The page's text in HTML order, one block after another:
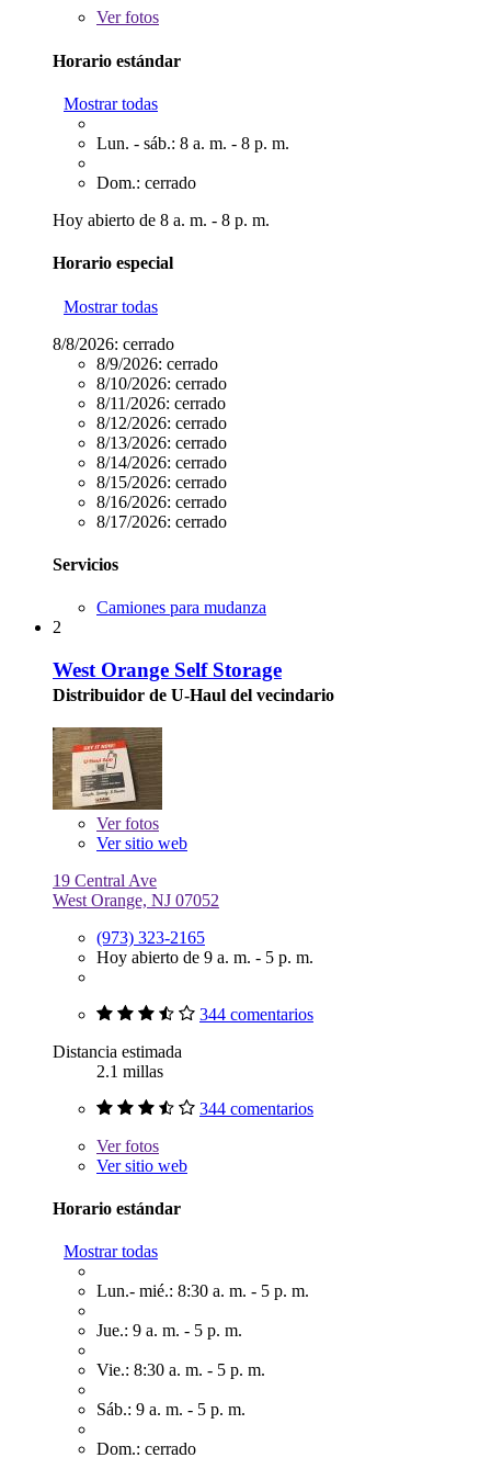
Verfotos
Horario estándar
Mostrar todas
Lun. - sáb.: 8 a. m. - 8 p. m.
Dom.: cerrado
Hoy abierto de 8 a. m. - 8 p. m.
Horario especial
Mostrar todas
8/8/2026: cerrado
8/9/2026: cerrado
8/10/2026: cerrado
8/11/2026: cerrado
8/12/2026: cerrado
8/13/2026: cerrado
8/14/2026: cerrado
8/15/2026: cerrado
8/16/2026: cerrado
8/17/2026: cerrado
Servicios
Camiones para mudanza
2
West Orange Self Storage
Distribuidor de U-Haul del vecindario
Verfotos
Ver sitio web
19 Central Ave
West Orange, NJ 07052
(973) 323-2165
Hoy abierto de 9 a. m. - 5 p. m.
344 comentarios
Distancia estimada
2.1 millas
344 comentarios
Verfotos
Ver sitio web
Horario estándar
Mostrar todas
Lun.- mié.: 8:30 a. m. - 5 p. m.
Jue.: 9 a. m. - 5 p. m.
Vie.: 8:30 a. m. - 5 p. m.
Sáb.: 9 a. m. - 5 p. m.
Dom.: cerrado